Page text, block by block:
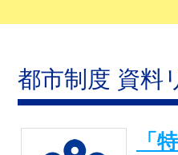
都市制度 資料
「